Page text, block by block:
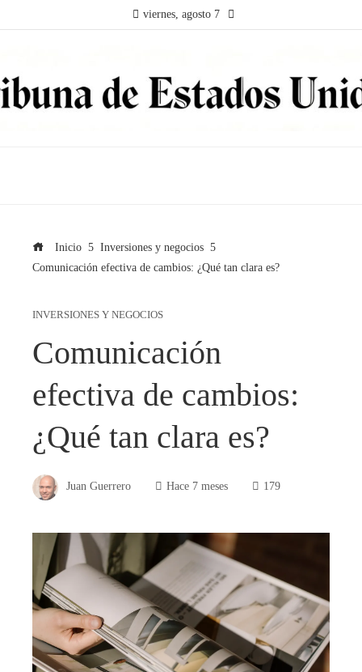
viernes, agosto 7
Inicio
Inversiones y negocios
Comunicación efectiva de cambios: ¿Qué tan clara es?
INVERSIONES Y NEGOCIOS
Comunicación
efectiva de cambios:
¿Qué tan clara es?
Juan Guerrero Hace 7 meses 179